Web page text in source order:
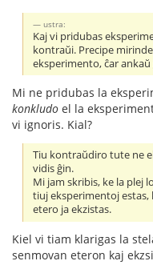
ustra:
Kaj vi pridubas
kontraŭi. Precipe
eksperimento, ĉar
Mi ne pridubas la
konkludo el la
vi ignoris. Kial?
Tiu kontraŭdiro tute ne
vidis ĝin.
Mi jam skribis, ke la plej
tiuj eksperimentoj estas,
etero ja ekzistas.
Kiel vi tiam klarigas la
senmovan eteron kaj